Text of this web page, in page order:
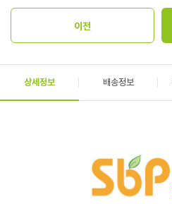
상세정보 배송정보